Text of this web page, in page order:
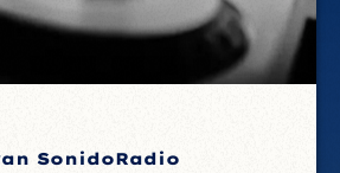
SonidoRadio